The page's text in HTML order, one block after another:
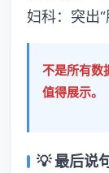
妇科：突出
不是所有数
值得展示。
💡 最后说